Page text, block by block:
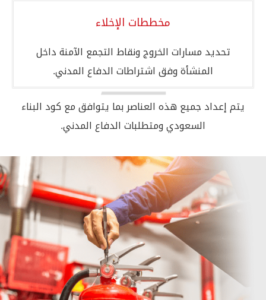
مخططات الإخلاء
تحديد مسارات الخروج ونقاط التجمع الآمنة داخل
المنشأة وفق اشتراطات الدفاع المدني.
يتم إعداد جميع هذه العناصر بما يتوافق مع كود البناء
السعودي ومتطلبات الدفاع المدني.